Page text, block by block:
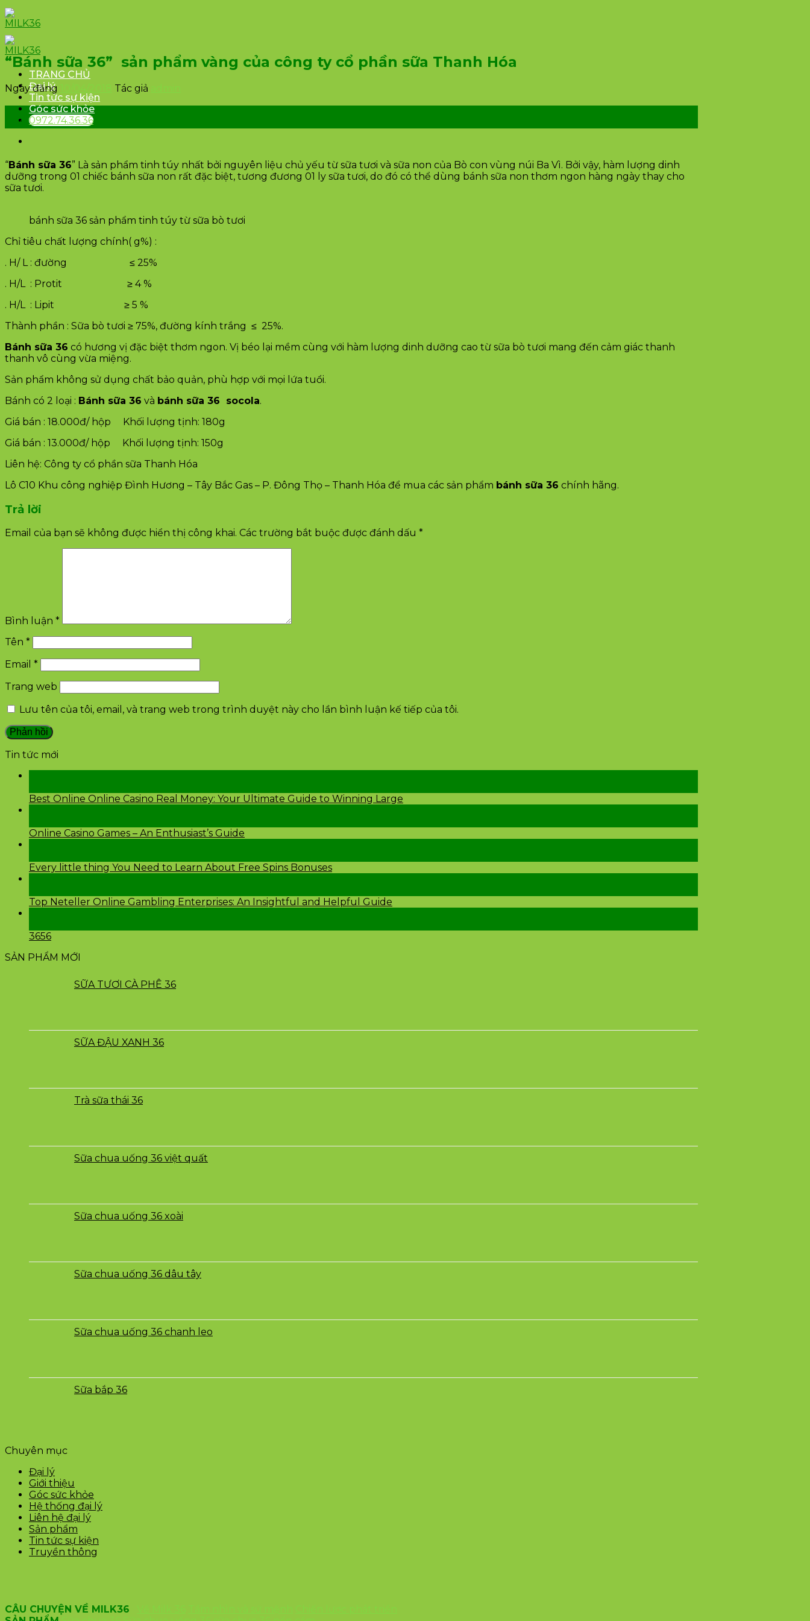
Skip
to
content
TRANG CHỦ
Đại lý
Tin tức sự kiện
Góc sức khỏe
0972.74.36.36
“Bánh sữa 36” sản phẩm vàng của công ty cổ phần sữa Thanh Hóa
Ngày đăng Tác giả
Th4
“Bánh sữa 36” Là sản phẩm tinh túy nhất bởi nguyên liệu chủ yếu từ sữa tươi và sữa non của Bò con vùng núi Ba Vì. Bởi vậy, hàm lượng dinh
dưỡng trong 01 chiếc bánh sữa non rất đặc biệt, tương đương 01 ly sữa tươi, do đó có thể dùng bánh sữa non thơm ngon hàng ngày thay cho
sữa tươi.
bánh sữa 36 sản phẩm tinh túy từ sữa bò tươi
Chỉ tiêu chất lượng chính( g%) :
. H/ L : đường ≤ 25%
. H/L : Protit ≥ 4 %
. H/L : Lipit ≥ 5 %
Thành phần : Sữa bò tươi ≥ 75%, đường kính trắng ≤ 25%.
Bánh sữa 36 có hương vị đặc biệt thơm ngon. Vị béo lại mềm cùng với hàm lượng dinh dưỡng cao từ sữa bò tươi mang đến cảm giác thanh
thanh vô cùng vừa miệng.
Sản phẩm không sử dụng chất bảo quản, phù hợp với mọi lứa tuổi.
Bánh có 2 loại : Bánh sữa 36 và bánh sữa 36 socola.
Giá bán : 18.000đ/ hộp Khối lượng tịnh: 180g
Giá bán : 13.000đ/ hộp Khối lượng tịnh: 150g
Liên hệ: Công ty cổ phần sữa Thanh Hóa
Lô C10 Khu công nghiệp Đình Hương – Tây Bắc Gas – P. Đông Thọ – Thanh Hóa để mua các sản phẩm bánh sữa 36 chính hãng.
Trả lời
Email của bạn sẽ không được hiển thị công khai. Các trường bắt buộc được đánh dấu *
Bình luận *
Tên *
Email *
Trang web
Lưu tên của tôi, email, và trang web trong trình duyệt này cho lần bình luận kế tiếp của tôi.
Tin tức mới
Best Online Online Casino Real Money: Your Ultimate Guide to Winning Large
Online Casino Games – An Enthusiast’s Guide
Every little thing You Need to Learn About Free Spins Bonuses
Top Neteller Online Gambling Enterprises: An Insightful and Helpful Guide
3656
SẢN PHẨM MỚI
SỮA TƯƠI CÀ PHÊ 36
SỮA ĐẬU XANH 36
Trà sữa thái 36
Sữa chua uống 36 việt quất
Sữa chua uống 36 xoài
Sữa chua uống 36 dâu tây
Sữa chua uống 36 chanh leo
Sữa bắp 36
Chuyên mục
Đại lý
Giới thiệu
Góc sức khỏe
Hệ thống đại lý
Liên hệ đại lý
Sản phẩm
Tin tức sự kiện
Truyền thông
CÂU CHUYỆN VỀ MILK36